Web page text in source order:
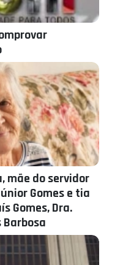
mãe do servidor
Gomes e tia
Gomes, Dra.